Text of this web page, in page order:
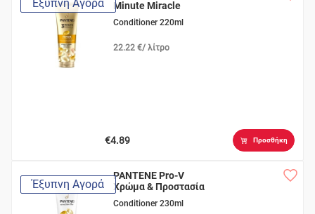
Έξυπνη Αγορά
Minute Miracle
Αναδόμη
Conditioner 220ml
22.22 €/ λίτρο
€4.89 Προσθήκη
Έξυπνη Αγορά
PANTENE Pro-V
Χρώμα & Προστασία
Conditioner 230ml